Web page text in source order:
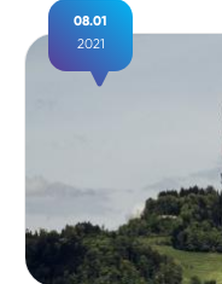
08.01
2021